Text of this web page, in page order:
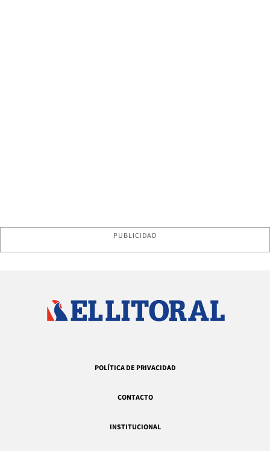
PUBLICIDAD
POLÍTICA DE PRIVACIDAD
CONTACTO
INSTITUCIONAL